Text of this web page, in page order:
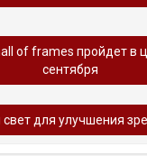
of frames пройдет в
сентября
для улучшения